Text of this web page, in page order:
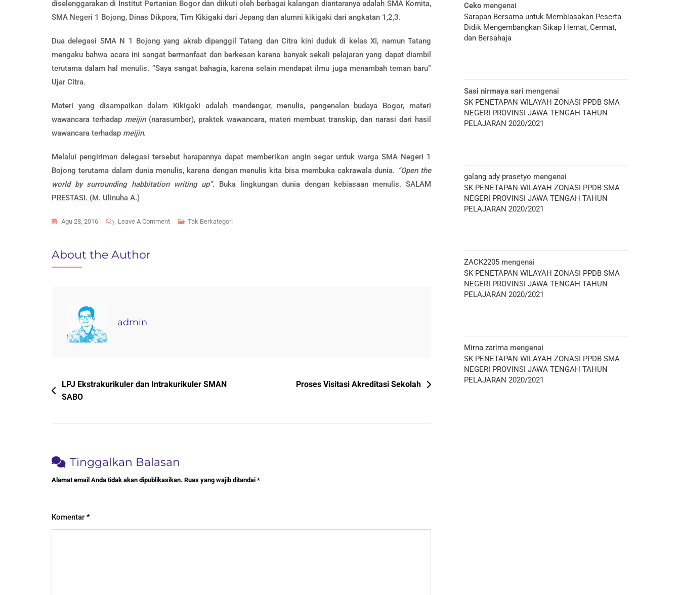
diselenggarakan di Institut Pertanian Bogor dan diikuti oleh berbagai kalangan diantaranya adalah SMA Kornita,
SMA Negeri 1 Bojong, Dinas Dikpora, Tim Kikigaki dari Jepang dan alumni kikigaki dari angkatan 1,2,3.
Dua delegasi SMA N 1 Bojong yang akrab dipanggil Tatang dan Citra kini duduk di kelas XI, namun Tatang
mengaku bahwa acara ini sangat bermanfaat dan berkesan karena banyak sekali pelajaran yang dapat diambil
terutama dalam hal menulis. “Saya sangat bahagia, karena selain mendapat ilmu juga menambah teman baru”
Ujar Citra.
Materi yang disampaikan dalam Kikigaki adalah mendengar, menulis, pengenalan budaya Bogor, materi
wawancara terhadap meijin(narasumber), praktek wawancara, materi membuat transkip, dan narasi dari hasil
wawancara terhadap meijin.
Melalui pengiriman delegasi tersebut harapannya dapat memberikan angin segar untuk warga SMA Negeri 1
Bojong terutama dalam dunia menulis, karena dengan menulis kita bisa membuka cakrawala dunia. “Open the
world by surrounding habbitation writing up”. Buka lingkungan dunia dengan kebiasaan menulis. SALAM
PRESTASI. (M. Ulinuha A.)
Agu 28, 2016 Leave A CommentOn
Tak Berkategori
About the Author
admin
Navigasi
pos
LPJ Ekstrakurikuler dan Intrakurikuler SMAN
SABO
Proses Visitasi Akreditasi Sekolah
Tinggalkan Balasan
Alamat email Anda tidak akan dipublikasikan. Ruas yang wajib ditandai *
Komentar *
Ceko mengenai
Sarapan Bersama untuk Membiasakan Peserta
Didik Mengembangkan Sikap Hemat, Cermat,
dan Bersahaja
Sasi nirmaya sari mengenai
SK PENETAPAN WILAYAH ZONASI PPDB SMA
NEGERI PROVINSI JAWA TENGAH TAHUN
PELAJARAN 2020/2021
galang ady prasetyo mengenai
SK PENETAPAN WILAYAH ZONASI PPDB SMA
NEGERI PROVINSI JAWA TENGAH TAHUN
PELAJARAN 2020/2021
ZACK2205 mengenai
SK PENETAPAN WILAYAH ZONASI PPDB SMA
NEGERI PROVINSI JAWA TENGAH TAHUN
PELAJARAN 2020/2021
Mirna zarima mengenai
SK PENETAPAN WILAYAH ZONASI PPDB SMA
NEGERI PROVINSI JAWA TENGAH TAHUN
PELAJARAN 2020/2021